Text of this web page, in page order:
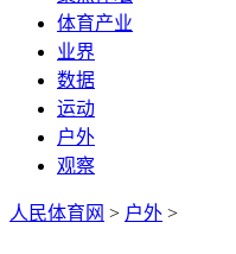
体育产业
业界
数据
运动
户外
观察
人民体育网 > 户外 >